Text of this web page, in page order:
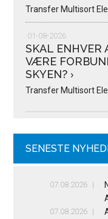
Transfer Multisort
01-08-2026
SKAL ENHVER
VÆRE
SKYEN? ›
Transfer Multisort
SENESTE
07.08.2026
07.08.2026